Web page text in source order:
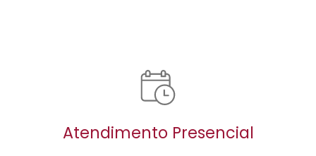
Atendimento Presencial